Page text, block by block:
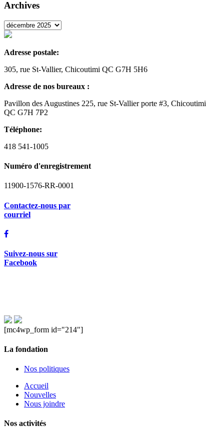
Archives
Adresse postale:
305, rue St-Vallier, Chicoutimi QC G7H 5H6
Adresse de nos bureaux :
Pavillon des Augustines 225, rue St-Vallier porte #3, Chicoutimi
QC G7H 7P2
Téléphone:
418 541-1005
Numéro d'enregistrement
11900-1576-RR-0001
Contactez-nous par
courriel
Suivez-nous sur
Facebook
[mc4wp_form id="214"]
La fondation
Nos politiques
Accueil
Nouvelles
Nous joindre
Nos activités